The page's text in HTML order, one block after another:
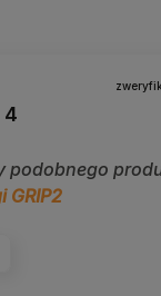
4
podobnego
GRIP2